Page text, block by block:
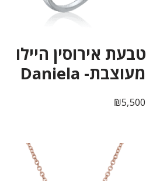
טבעת אירוסין היילו
מעוצבת- Daniela
₪5,500